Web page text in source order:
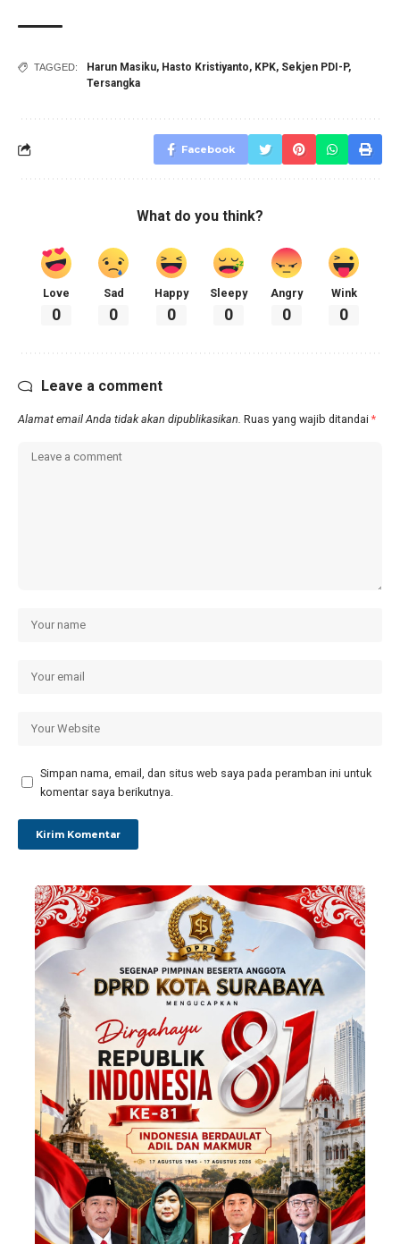
TAGGED: Harun Masiku, Hasto Kristiyanto, KPK, Sekjen PDI-P,
Tersangka
Facebook
What do you think?
Love
0
Sad
0
Happy
0
Sleepy
0
Angry
0
Wink
0
Leave a comment
Alamat email Anda tidak akan dipublikasikan. Ruas yang wajib ditandai *
Simpan nama, email, dan situs web saya pada peramban ini untuk
komentar saya berikutnya.